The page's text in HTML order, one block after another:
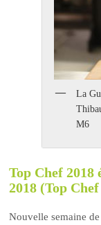
La
M6
Top Chef
2018 (Top
Nouvelle semaine